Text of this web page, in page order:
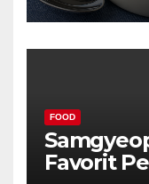
FOOD
Favorit